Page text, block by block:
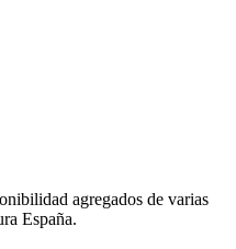
agregados de varias
España.